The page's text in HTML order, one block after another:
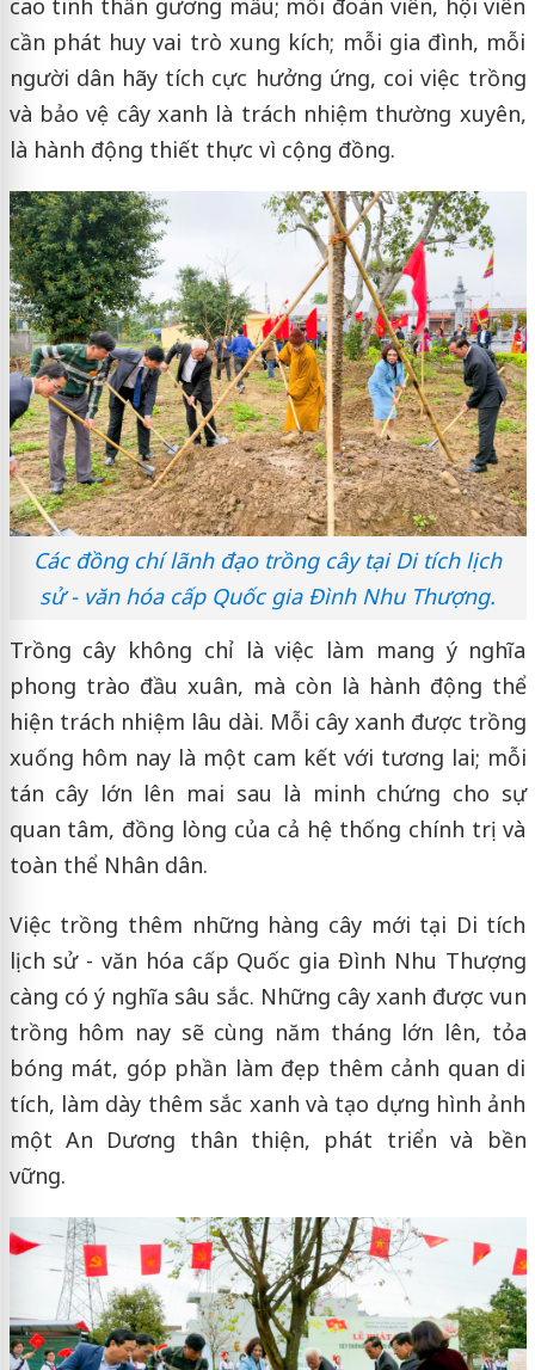
cao tinh thần gương mẫu; mỗi đoàn viên, hội viên
cần phát huy vai trò xung kích; mỗi gia đình, mỗi
người dân hãy tích cực hưởng ứng, coi việc trồng
và bảo vệ cây xanh là trách nhiệm thường xuyên,
là hành động thiết thực vì cộng đồng.
Các đồng chí lãnh đạo trồng cây tại Di tích lịch
sử - văn hóa cấp Quốc gia Đình Nhu Thượng.
Trồng cây không chỉ là việc làm mang ý nghĩa
phong trào đầu xuân, mà còn là hành động thể
hiện trách nhiệm lâu dài. Mỗi cây xanh được trồng
xuống hôm nay là một cam kết với tương lai; mỗi
tán cây lớn lên mai sau là minh chứng cho sự
quan tâm, đồng lòng của cả hệ thống chính trị và
toàn thể Nhân dân.
Việc trồng thêm những hàng cây mới tại Di tích
lịch sử - văn hóa cấp Quốc gia Đình Nhu Thượng
càng có ý nghĩa sâu sắc. Những cây xanh được vun
trồng hôm nay sẽ cùng năm tháng lớn lên, tỏa
bóng mát, góp phần làm đẹp thêm cảnh quan di
tích, làm dày thêm sắc xanh và tạo dựng hình ảnh
một An Dương thân thiện, phát triển và bền
vững.